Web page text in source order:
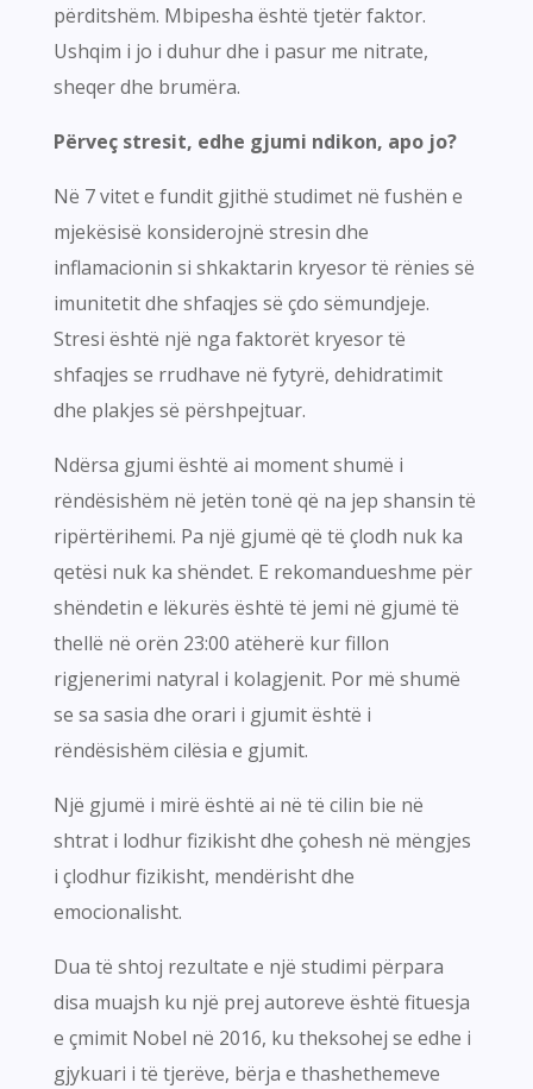
përditshëm. Mbipesha është tjetër faktor.
Ushqim i jo i duhur dhe i pasur me nitrate,
sheqer dhe brumëra.
Përveç stresit, edhe gjumi ndikon, apo jo?
Në 7 vitet e fundit gjithë studimet në fushën e
mjekësisë konsiderojnë stresin dhe
inflamacionin si shkaktarin kryesor të rënies së
imunitetit dhe shfaqjes së çdo sëmundjeje.
Stresi është një nga faktorët kryesor të
shfaqjes se rrudhave në fytyrë, dehidratimit
dhe plakjes së përshpejtuar.
Ndërsa gjumi është ai moment shumë i
rëndësishëm në jetën tonë që na jep shansin të
ripërtërihemi. Pa një gjumë që të çlodh nuk ka
qetësi nuk ka shëndet. E rekomandueshme për
shëndetin e lëkurës është të jemi në gjumë të
thellë në orën 23:00 atëherë kur fillon
rigjenerimi natyral i kolagjenit. Por më shumë
se sa sasia dhe orari i gjumit është i
rëndësishëm cilësia e gjumit.
Një gjumë i mirë është ai në të cilin bie në
shtrat i lodhur fizikisht dhe çohesh në mëngjes
i çlodhur fizikisht, mendërisht dhe
emocionalisht.
Dua të shtoj rezultate e një studimi përpara
disa muajsh ku një prej autoreve është fituesja
e çmimit Nobel në 2016, ku theksohej se edhe i
gjykuari i të tjerëve, bërja e thashethemeve